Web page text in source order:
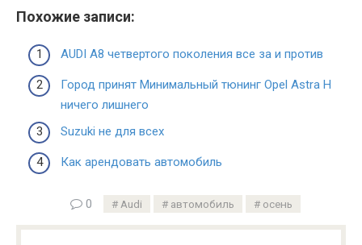
Похожие записи:
AUDI A8 четвертого поколения все за и против
Город принят Минимальный тюнинг Opel Astra Н
ничего лишнего
Suzuki не для всех
Как арендовать автомобиль
0 Audi автомобиль осень